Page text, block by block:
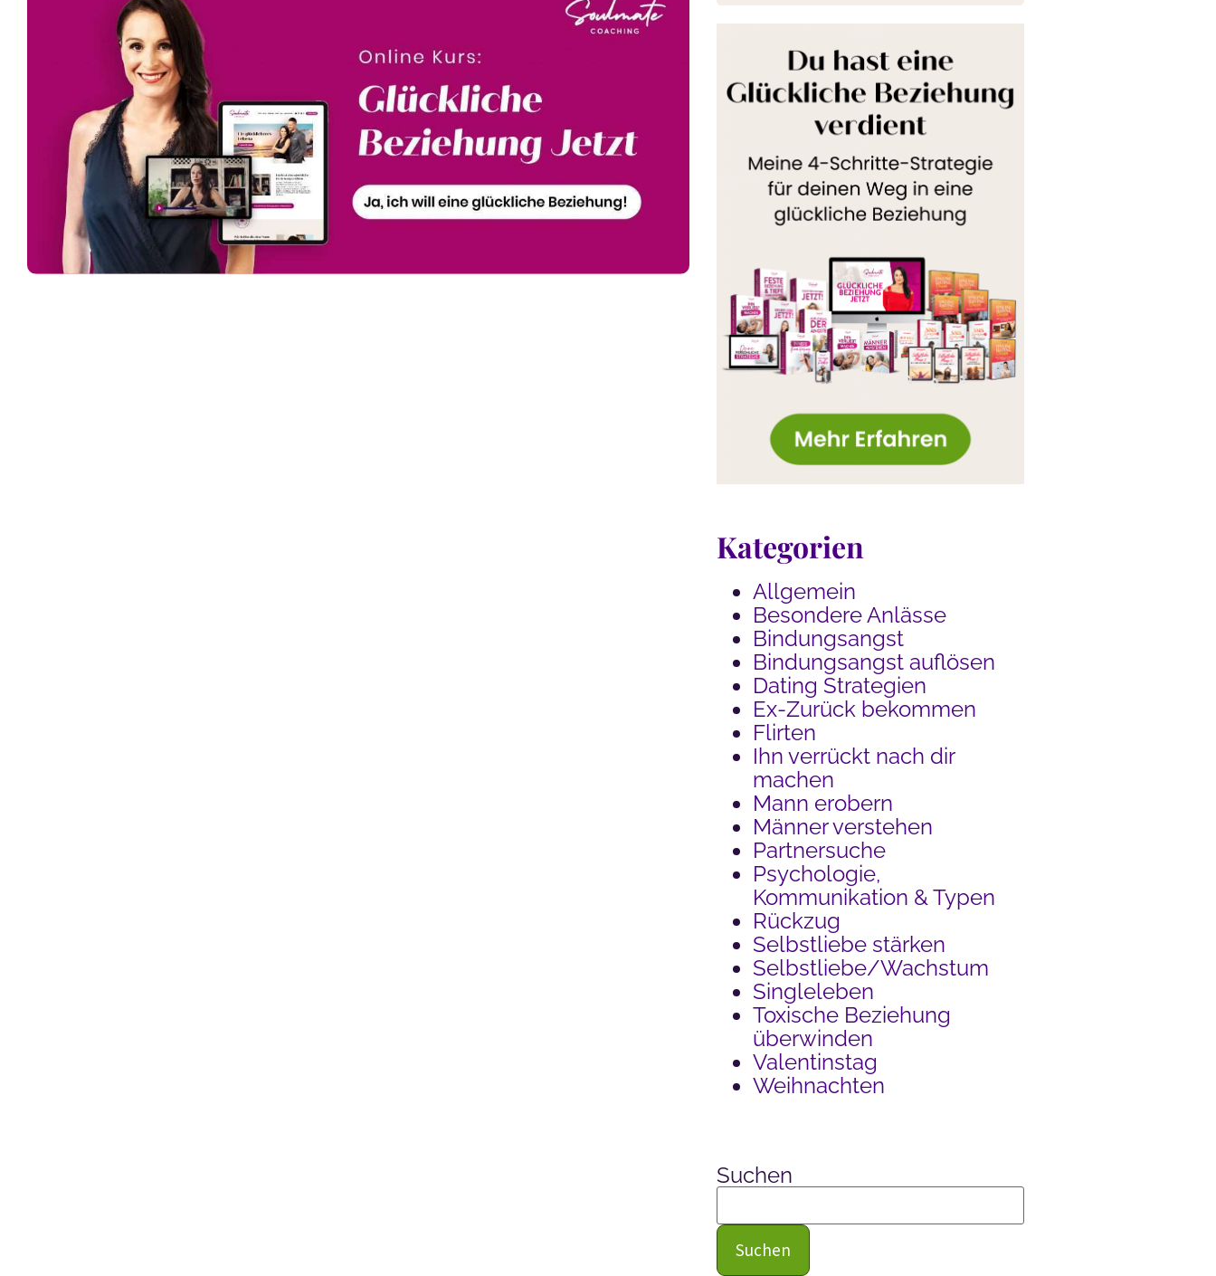
Kategorien
Allgemein
Besondere Anlässe
Bindungsangst
Bindungsangst auflösen
Dating Strategien
Ex-Zurück bekommen
Flirten
Ihn verrückt nach dir
machen
Mann erobern
Männer verstehen
Partnersuche
Psychologie,
Kommunikation & Typen
Rückzug
Selbstliebe stärken
Selbstliebe/Wachstum
Singleleben
Toxische Beziehung
überwinden
Valentinstag
Weihnachten
Suchen
Suchen